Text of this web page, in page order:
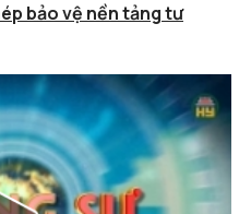
bảo vệ nền tảng tư